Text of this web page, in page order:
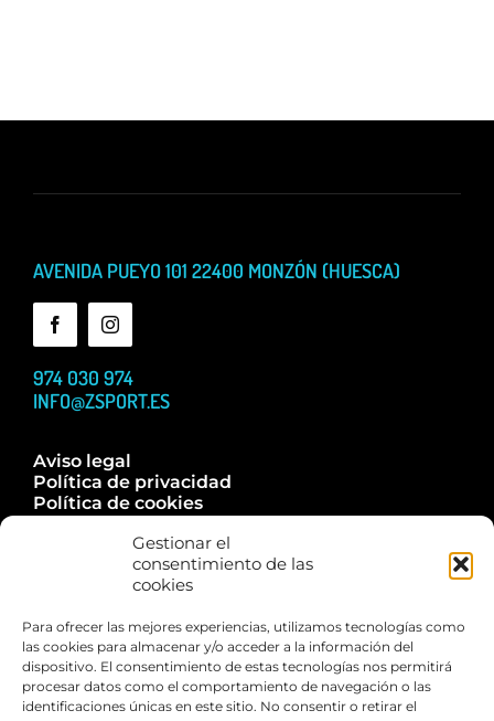
Gestionar el
consentimiento de las
cookies
Para ofrecer las mejores experiencias, utilizamos tecnologías como
las cookies para almacenar y/o acceder a la información del
dispositivo. El consentimiento de estas tecnologías nos permitirá
procesar datos como el comportamiento de navegación o las
identificaciones únicas en este sitio. No consentir o retirar el
AVENIDA PUEYO 101 22400 MONZÓN (HUESCA)
974 030 974
INFO@ZSPORT.ES
Aviso legal
Política de privacidad
Política de cookies
Trabaja con nosotros
Esta web está financiada por la Unión Europea – Next
Generation EU